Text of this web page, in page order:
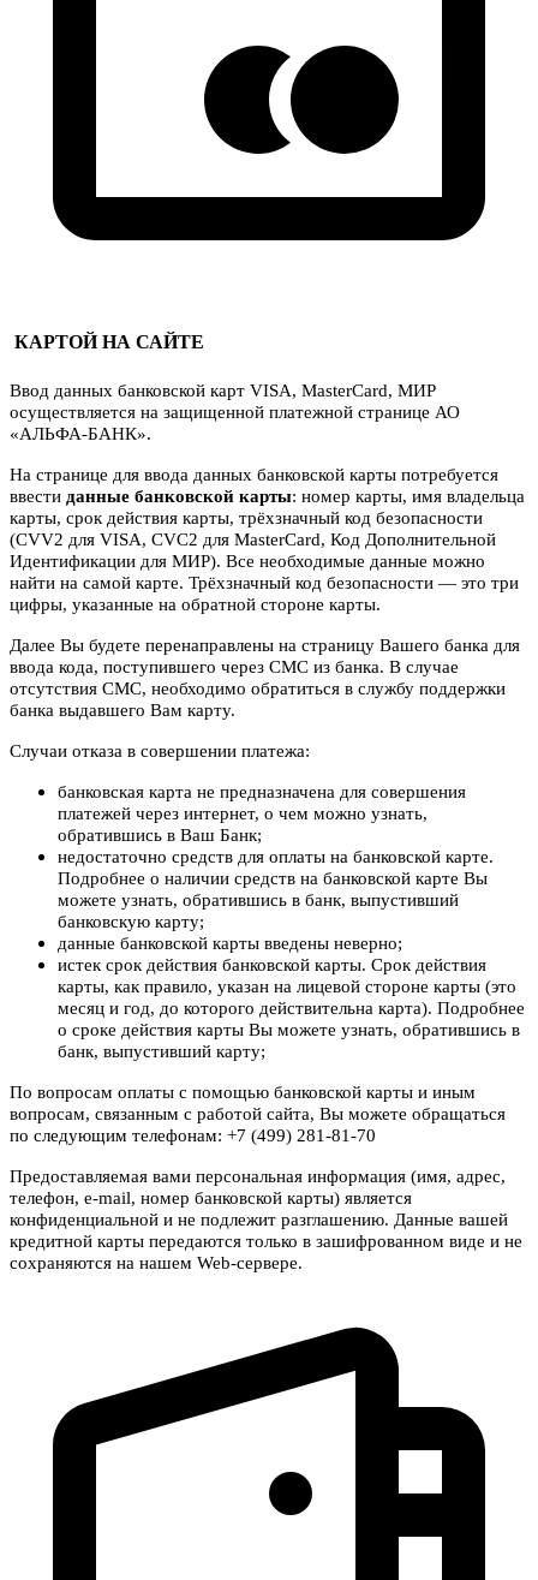
КАРТОЙ НА САЙТЕ
Ввод данных банковской карт VISA, MasterCard, МИР
осуществляется на защищенной платежной странице АО
«АЛЬФА-БАНК».
На странице для ввода данных банковской карты потребуется
ввести данные банковской карты: номер карты, имя владельца
карты, срок действия карты, трёхзначный код безопасности
(CVV2 для VISA, CVC2 для MasterCard, Код Дополнительной
Идентификации для МИР). Все необходимые данные можно
найти на самой карте. Трёхзначный код безопасности — это три
цифры, указанные на обратной стороне карты.
Далее Вы будете перенаправлены на страницу Вашего банка для
ввода кода, поступившего через СМС из банка. В случае
отсутствия СМС, необходимо обратиться в службу поддержки
банка выдавшего Вам карту.
Случаи отказа в совершении платежа:
банковская карта не предназначена для совершения
платежей через интернет, о чем можно узнать,
обратившись в Ваш Банк;
недостаточно средств для оплаты на банковской карте.
Подробнее о наличии средств на банковской карте Вы
можете узнать, обратившись в банк, выпустивший
банковскую карту;
данные банковской карты введены неверно;
истек срок действия банковской карты. Срок действия
карты, как правило, указан на лицевой стороне карты (это
месяц и год, до которого действительна карта). Подробнее
о сроке действия карты Вы можете узнать, обратившись в
банк, выпустивший карту;
По вопросам оплаты с помощью банковской карты и иным
вопросам, связанным с работой сайта, Вы можете обращаться
по следующим телефонам: +7 (499) 281-81-70
Предоставляемая вами персональная информация (имя, адрес,
телефон, e-mail, номер банковской карты) является
конфиденциальной и не подлежит разглашению. Данные вашей
кредитной карты передаются только в зашифрованном виде и не
сохраняются на нашем Web-сервере.